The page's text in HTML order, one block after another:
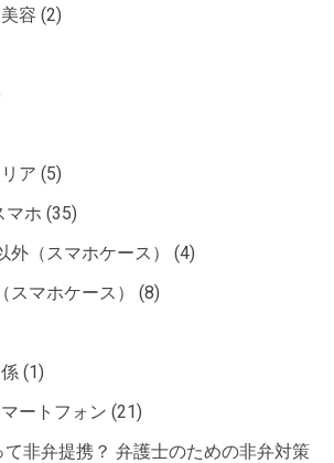
容 (2)
ア (5)
マホ (35)
外（スマホケース）
(4)
スマホケース）
(8)
(1)
ートフォン (21)
非弁提携？ 弁護士のための非弁対策